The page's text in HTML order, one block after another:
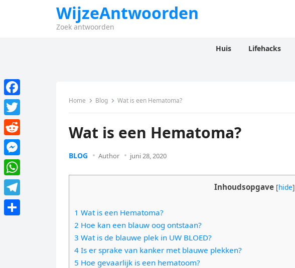
WijzeAntwoorden
Zoek antwoorden
Huis Lifehacks
Home Blog Wat is een Hematoma?
Wat is een Hematoma?
BLOG Author juni 28, 2020
Inhoudsopgave [hide]
1 Wat is een Hematoma?
2 Hoe kan een blauw oog ontstaan?
3 Wat is de blauwe plek in UW BLOED?
4 Is er sprake van kanker met blauwe plekken?
5 Hoe gevaarlijk is een hematoom?
F
a
c
e
b
o
o
k
T
w
i
t
t
e
R
e
d
d
M
e
s
s
W
h
a
T